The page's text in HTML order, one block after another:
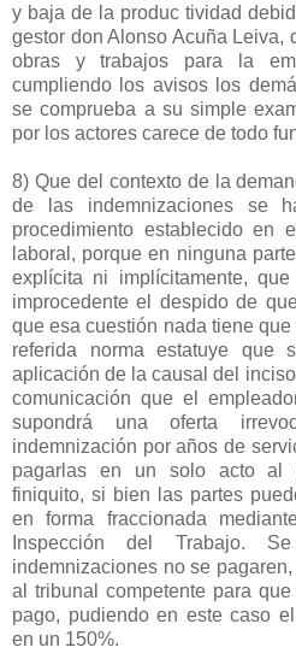
y baja de la produc tividad
gestor don Alonso Acuña Leiva,
obras y trabajos para la
cumpliendo los avisos los
se comprueba a su simple
por los actores carece de todo
8) Que del contexto de la
de las indemnizaciones se
procedimiento establecido en
laboral, porque en ninguna
explícita ni implícitamente,
improcedente el despido de
que esa cuestión nada tiene
referida norma estatuye que
aplicación de la causal del
comunicación que el
supondrá una oferta
indemnización por años de
pagarlas en un solo acto al
finiquito, si bien las partes
en forma fraccionada
Inspección del Trabajo.
indemnizaciones no se
al tribunal competente para
pago, pudiendo en este caso
en un 150%.